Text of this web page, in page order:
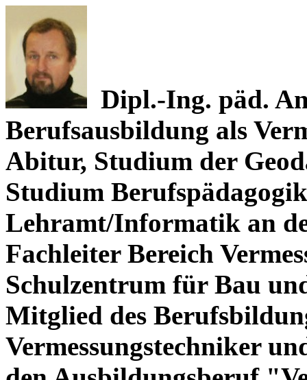
Dipl.-Ing. päd.
Berufsausbildung als
Abitur, Studium der
Studium
Lehramt/Informatik an
Fachleiter Bereich
Schulzentrum für Bau
Mitglied des
Vermessungstechniker